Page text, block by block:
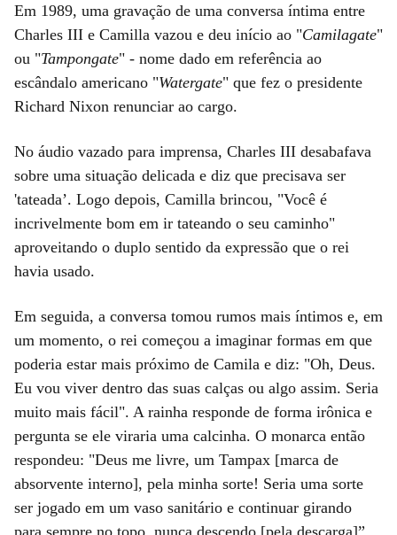
Em 1989, uma gravação de uma conversa íntima entre
Charles III e Camilla vazou e deu início ao "Camilagate"
ou "Tampongate" - nome dado em referência ao
escândalo americano "Watergate" que fez o presidente
Richard Nixon renunciar ao cargo.
No áudio vazado para imprensa, Charles III desabafava
sobre uma situação delicada e diz que precisava ser
'tateada’. Logo depois, Camilla brincou, "Você é
incrivelmente bom em ir tateando o seu caminho"
aproveitando o duplo sentido da expressão que o rei
havia usado.
Em seguida, a conversa tomou rumos mais íntimos e, em
um momento, o rei começou a imaginar formas em que
poderia estar mais próximo de Camila e diz: "Oh, Deus.
Eu vou viver dentro das suas calças ou algo assim. Seria
muito mais fácil". A rainha responde de forma irônica e
pergunta se ele viraria uma calcinha. O monarca então
respondeu: "Deus me livre, um Tampax [marca de
absorvente interno], pela minha sorte! Seria uma sorte
ser jogado em um vaso sanitário e continuar girando
para sempre no topo, nunca descendo [pela descarga]”,